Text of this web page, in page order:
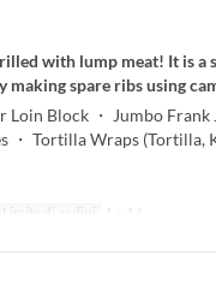
with lump meat! It is a
spare ribs using
Loin Block ・ Jumbo Frank
・ Tortilla Wraps (Tortilla,
Limite di ordini 1 ~ 14